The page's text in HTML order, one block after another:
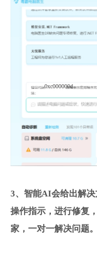
0xc000000d
3、智能AI会给出解
操作指示，进行修复
家，一对一解决问题。